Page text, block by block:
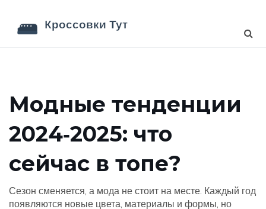
Модные тенденции
2024‑2025: что
сейчас в топе?
Сезон сменяется, а мода не стоит на месте. Каждый год
появляются новые цвета, материалы и формы, но